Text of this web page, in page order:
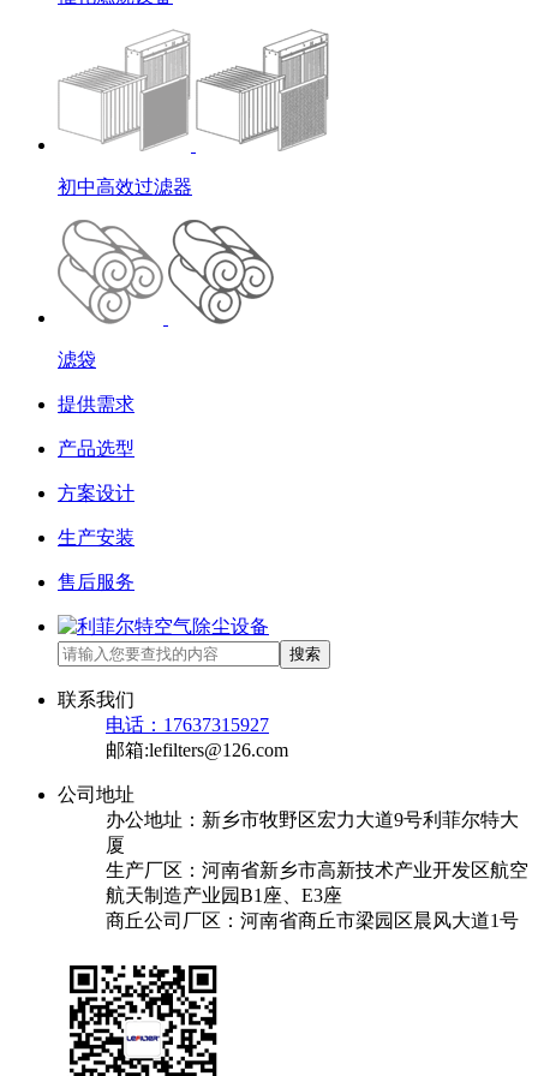
初中高效过滤器
滤袋
提供需求
产品选型
方案设计
生产安装
售后服务
搜索
联系我们
电话：17637315927
邮箱:lefilters@126.com
公司地址
办公地址：新乡市牧野区宏力大道9号利菲尔特大
厦
生产厂区：河南省新乡市高新技术产业开发区航空
航天制造产业园B1座、E3座
商丘公司厂区：河南省商丘市梁园区晨风大道1号